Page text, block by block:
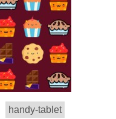
handy-tablet